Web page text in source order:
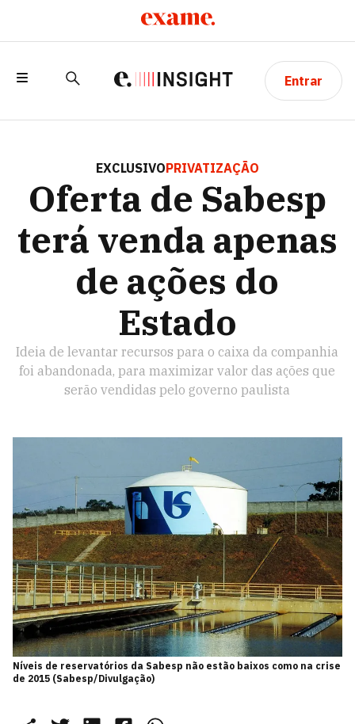
Entrar
APENAS DE AÇÕES DO ESTADO
EXCLUSIVOPRIVATIZAÇÃO
Oferta de Sabesp
terá venda apenas
de ações do
Estado
Ideia de levantar recursos para o caixa da companhia
foi abandonada, para maximizar valor das ações que
serão vendidas pelo governo paulista
Níveis de reservatórios da Sabesp não estão baixos como na crise
de 2015 (Sabesp/Divulgação)